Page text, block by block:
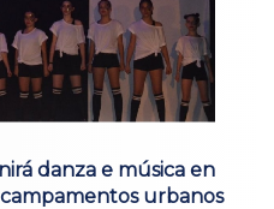
danza e música en
urbanos